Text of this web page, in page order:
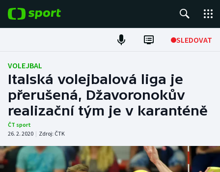
SLEDOVAT
Fotbal
Hokej
Tenis
Atletika
Cyklistika
VOLEJBAL
Italská volejbalová liga je
přerušená, Džavoronokův
realizační tým je v karanténě
ČT sport
26. 2. 2020 | Zdroj: ČTK